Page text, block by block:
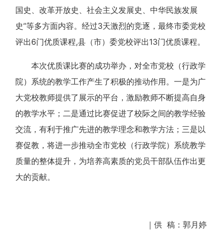
国史、改革开放史、社会主义发展史、中华民族发展
史”等多方面内容。经过3天激烈的竞逐，最终市委党校
评出6门优质课程,县（市）委党校评出13门优质课程。
本次优质课比赛的成功举办，对全市党校（行政学
院）系统的教学工作产生了积极的推动作用。一是为广
大党校教师提供了展示的平台，激励教师不断提高自身
的教学水平；二是通过比赛促进了校际之间的教学经验
交流，有利于推广先进的教学理念和教学方法；三是以
赛促教，将进一步推动全市党校（行政学院）系统教学
质量的整体提升，为培养高素质的党员干部队伍作出更
大的贡献。
｜供 稿：郭月婷